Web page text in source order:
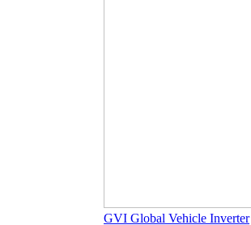
GVI Global Vehicle Inverter